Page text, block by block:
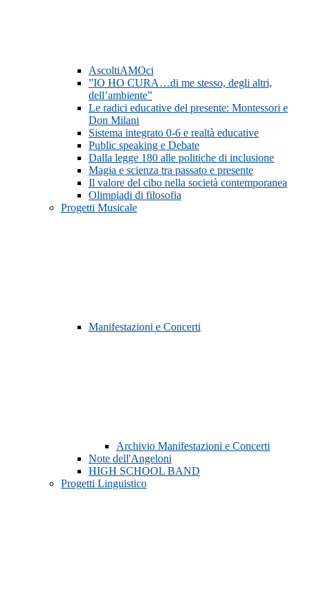
AscoltiAMOci
”IO HO CURA…di me stesso, degli altri,
dell’ambiente”
Le radici educative del presente: Montessori e
Don Milani
Sistema integrato 0-6 e realtà educative
Public speaking e Debate
Dalla legge 180 alle politiche di inclusione
Magia e scienza tra passato e presente
Il valore del cibo nella società contemporanea
Olimpiadi di filosofia
Progetti Musicale
Manifestazioni e Concerti
Archivio Manifestazioni e Concerti
Note dell'Angeloni
HIGH SCHOOL BAND
Progetti Linguistico